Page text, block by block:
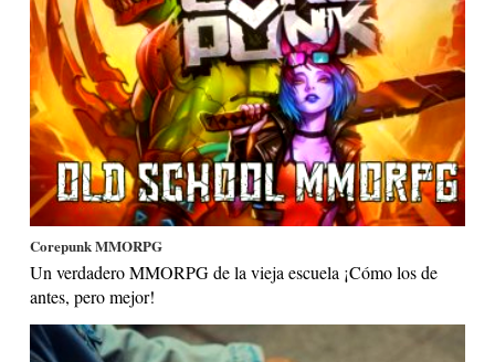
Corepunk MMORPG
Un verdadero MMORPG de la vieja escuela ¡Cómo los de
antes, pero mejor!